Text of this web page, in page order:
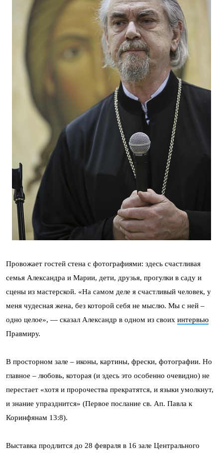
Провожает гостей стена с фотографиями: здесь счастливая
семья Александра и Марии, дети, друзья, прогулки в саду и
сцены из мастерской. «На самом деле я счастливый человек, у
меня чудесная жена, без которой себя не мыслю. Мы с ней –
одно целое», — сказал Александр в одном из своих интервью
Правмиру.
В просторном зале – иконы, картины, фрески, фотографии. Но
главное – любовь, которая (и здесь это особенно очевидно) не
перестает «хотя и пророчества прекратятся, и языки умолкнут,
и знание упразднится» (Первое послание св. Ап. Павла к
Коринфянам 13:8).
Выставка продлится до 28 февраля в 16 зале Центрального